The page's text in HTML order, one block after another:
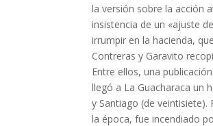
la versión sobre la acción
insistencia de un «ajuste
irrumpir en la hacienda,
Contreras y Garavito
Entre ellos, una
llegó a La Guacharaca un
y Santiago (de
la época, fue incendiado